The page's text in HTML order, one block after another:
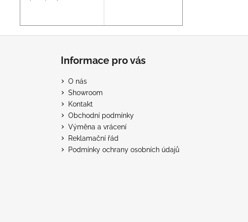
Informace pro vás
O nás
Showroom
Kontakt
Obchodní podmínky
Výměna a vrácení
Reklamační řád
Podmínky ochrany osobních údajů